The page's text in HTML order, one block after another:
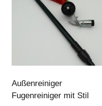
Außenreiniger
Fugenreiniger mit Stil